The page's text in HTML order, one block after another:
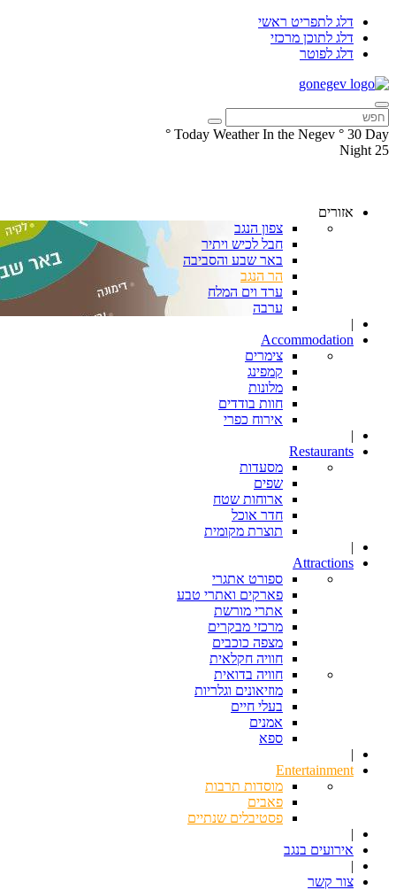
דלג לתפריט ראשי
דלג לתוכן מרכזי
דלג לפוטר
Today Weather In the Negev ° 30 Day
°
25
Night
Facebook
Instagramאזורים
צפון הנגב
חבל לכיש ויתיר
באר שבע והסביבה
הר הנגב
ערד וים המלח
ערבה
|
Accommodation
צימרים
קמפינג
מלונות
חוות בודדים
אירוח כפרי
|
Restaurants
מסעדות
שפים
ארוחות שטח
חדר אוכל
תוצרת מקומית
|
Attractions
ספורט אתגרי
פארקים ואתרי טבע
אתרי מורשת
מרכזי מבקרים
מצפה כוכבים
חוויה חקלאית
חוויה בדואית
מוזיאונים וגלריות
בעלי חיים
אמנים
ספא
|
Entertainment
מוסדות תרבות
פאבים
פסטיבלים שנתיים
|
אירועים בנגב
|
צור קשר